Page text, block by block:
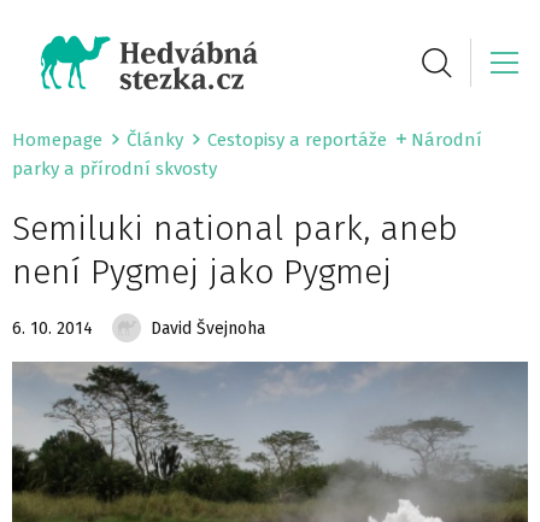
Homepage Články Cestopisy a reportáže
Národní
parky a přírodní skvosty
Semiluki national park, aneb
není Pygmej jako Pygmej
6. 10. 2014 David Švejnoha